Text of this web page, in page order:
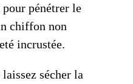
pénétrer le
chiffon non
incrustée.
sécher la